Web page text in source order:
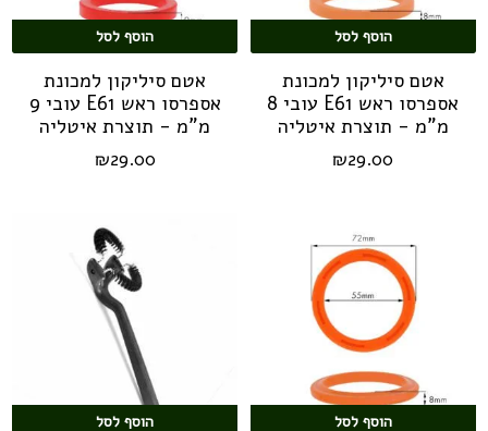
הוסף לסל
אטם סיליקון למכונת
אספרסו ראש E61 עובי 8
מ"מ - תוצרת איטליה
₪29.00
הוסף לסל
אטם סיליקון למכונת
אספרסו ראש E61 עובי 9
מ"מ - תוצרת איטליה
₪29.00
הוסף לסל הוסף לסל